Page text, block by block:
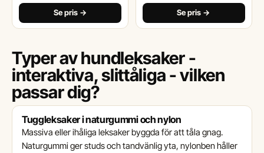
Se pris → Se pris →
Typer av hundleksaker -
interaktiva, slittåliga - vilken
passar dig?
Tuggleksaker i naturgummi och nylon
Massiva eller ihåliga leksaker byggda för att tåla gnag.
Naturgummi ger studs och tandvänlig yta, nylonben håller